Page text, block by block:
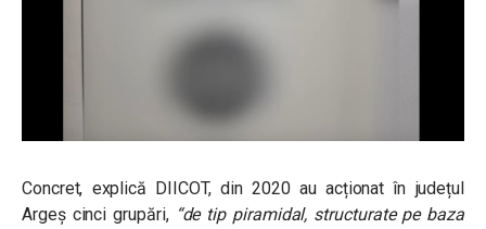
Concret, explică DIICOT, din 2020 au acționat în județul
Argeș cinci grupări, “de tip piramidal, structurate pe baza